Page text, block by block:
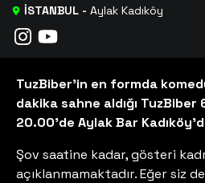
İSTANBUL- Aylak Kadıköy
TuzBiber’in en formda
dakika sahne aldığı TuzBiber
20.00'de Aylak Bar
Şov saatine kadar, gösteri
açıklanmamaktadır. Eğer siz